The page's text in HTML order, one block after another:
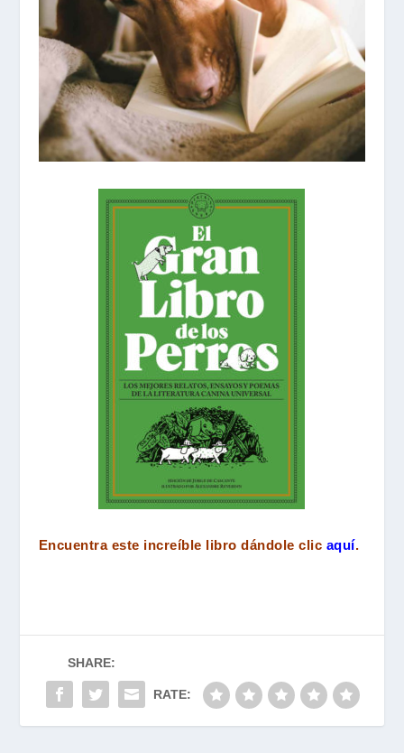
Encuentra este increíble libro dándole clic aquí.
SHARE:
RATE: